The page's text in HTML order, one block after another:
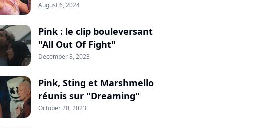
August 6, 2024
Pink : le clip bouleversant
"All Out Of Fight"
December 8, 2023
Pink, Sting et Marshmello
réunis sur "Dreaming"
October 20, 2023